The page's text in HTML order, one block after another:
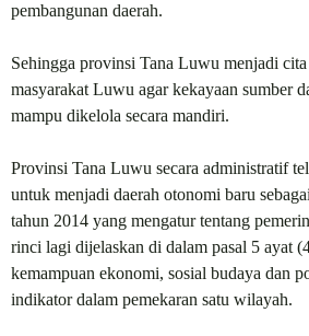
pembangunan daerah.
Sehingga provinsi Tana Luwu menjadi cita
masyarakat Luwu agar kekayaan sumber
mampu dikelola secara mandiri.
Provinsi Tana Luwu secara administratif
untuk menjadi daerah otonomi baru
tahun 2014 yang mengatur tentang
rinci lagi dijelaskan di dalam pasal 5 ayat
kemampuan ekonomi, sosial budaya dan
indikator dalam pemekaran satu wilayah.